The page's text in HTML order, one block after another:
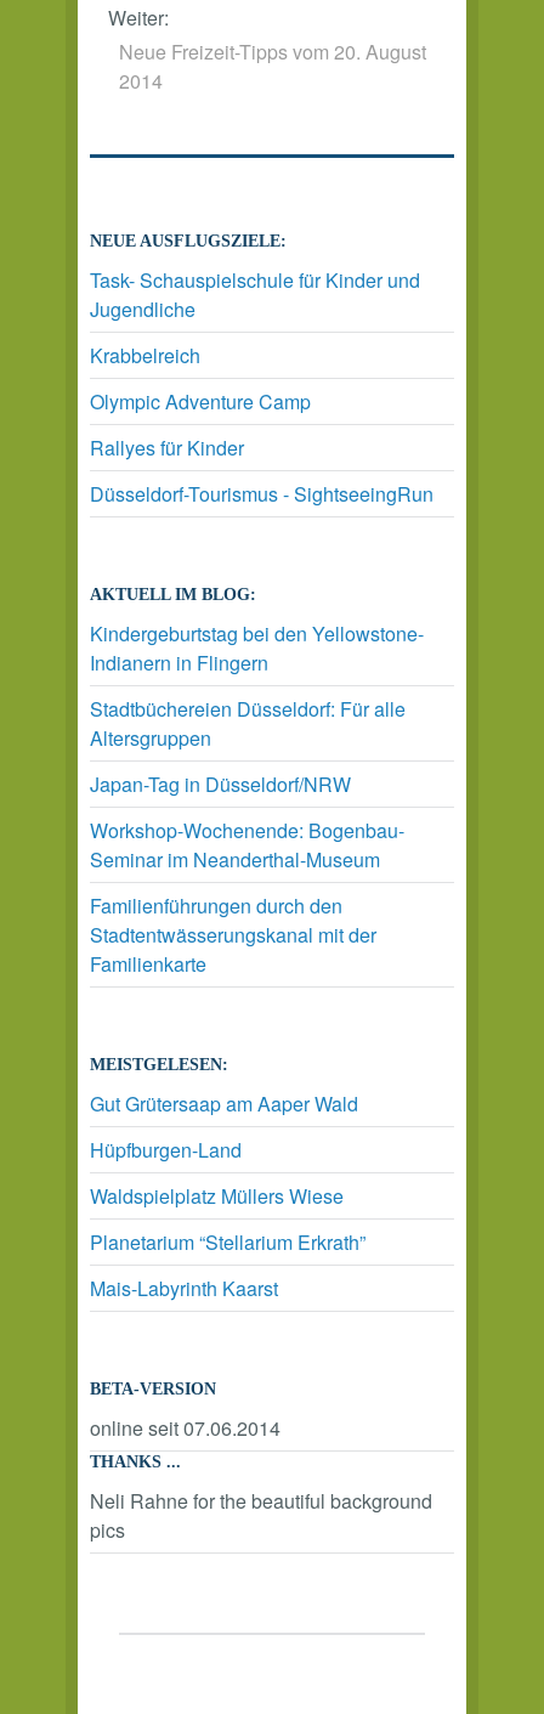
Weiter:
Neue Freizeit-Tipps vom 20. August
2014
NEUE AUSFLUGSZIELE:
Task- Schauspielschule für Kinder und
Jugendliche
Krabbelreich
Olympic Adventure Camp
Rallyes für Kinder
Düsseldorf-Tourismus - SightseeingRun
AKTUELL IM BLOG:
Kindergeburtstag bei den Yellowstone-
Indianern in Flingern
Stadtbüchereien Düsseldorf: Für alle
Altersgruppen
Japan-Tag in Düsseldorf/NRW
Workshop-Wochenende: Bogenbau-
Seminar im Neanderthal-Museum
Familienführungen durch den
Stadtentwässerungskanal mit der
Familienkarte
MEISTGELESEN:
Gut Grütersaap am Aaper Wald
Hüpfburgen-Land
Waldspielplatz Müllers Wiese
Planetarium “Stellarium Erkrath”
Mais-Labyrinth Kaarst
BETA-VERSION
online seit 07.06.2014
THANKS ...
Neli Rahne for the beautiful background
pics